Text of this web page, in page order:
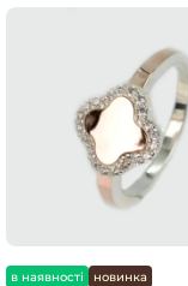
в наявності новинка